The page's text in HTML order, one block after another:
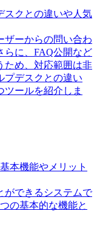
スクとの違いや人気
ザーからの問い合わ
らに、FAQ公開など
ため、対応範囲は非
プデスクとの違い
ールを紹介しま
本機能やメリット
ができるシステムで
の基本的な機能と